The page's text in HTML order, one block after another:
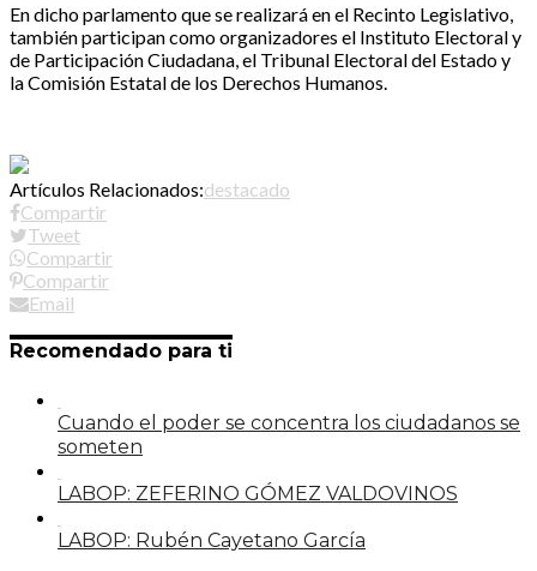
En dicho parlamento que se realizará en el Recinto Legislativo,
también participan como organizadores el Instituto Electoral y
de Participación Ciudadana, el Tribunal Electoral del Estado y
la Comisión Estatal de los Derechos Humanos.
Artículos Relacionados:destacado
Compartir
Tweet
Compartir
Compartir
Email
Recomendado para ti
Cuando el poder se concentra los ciudadanos se
someten
LABOP: ZEFERINO GÓMEZ VALDOVINOS
LABOP: Rubén Cayetano García